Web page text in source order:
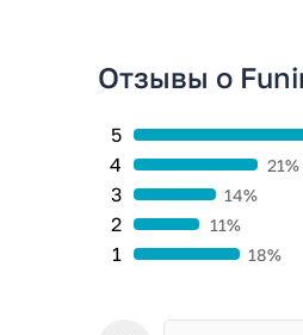
Отзывы о
1 18%
2 11%
3 14%
4 21%
5